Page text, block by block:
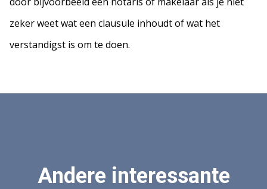
zeker weet wat een clausule inhoudt of wat het
verstandigst is om te doen.
Andere interessante